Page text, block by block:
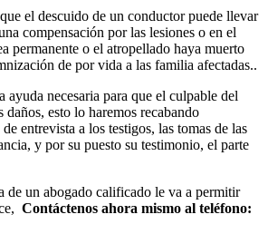
el descuido de un conductor puede llevar
compensación por las lesiones o en el
permanente o el atropellado haya muerto
de por vida a las familia afectadas..
ayuda necesaria para que el culpable del
daños, esto lo haremos recabando
entrevista a los testigos, las tomas de las
y por su puesto su testimonio, el parte
de un abogado calificado le va a permitir
Contáctenos ahora mismo al teléfono: